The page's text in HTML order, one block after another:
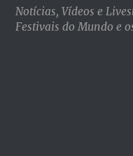
Notícias, Vídeos e
Festivais do Mundo e